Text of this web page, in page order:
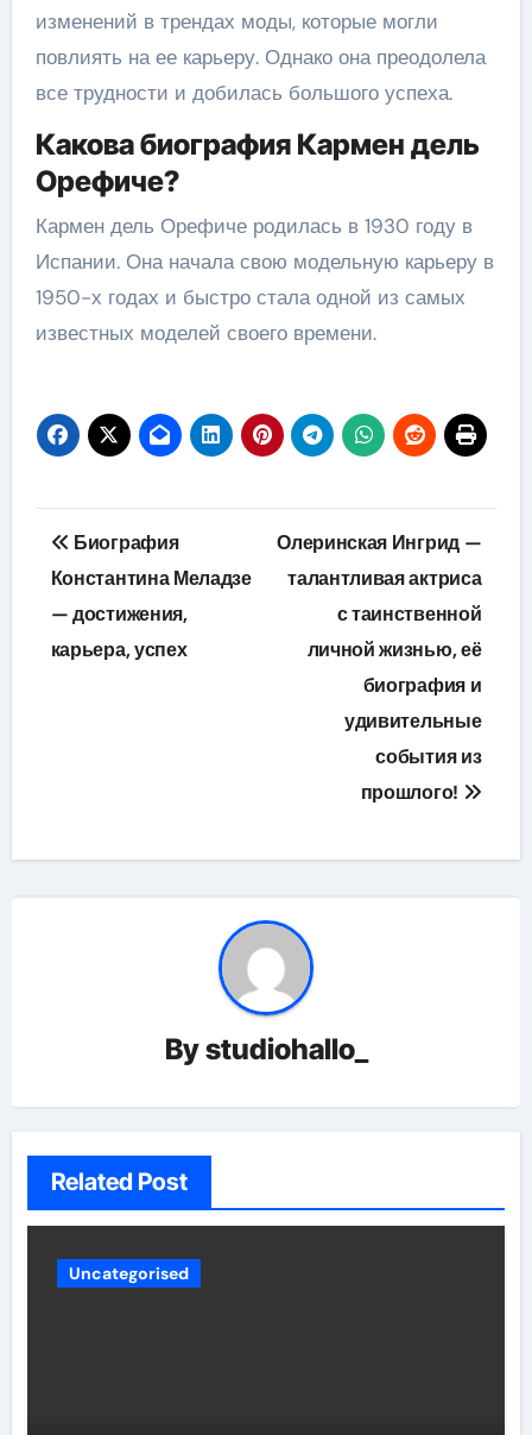
изменений в трендах моды, которые могли
повлиять на ее карьеру. Однако она преодолела
все трудности и добилась большого успеха.
Какова биография Кармен дель
Орефиче?
Кармен дель Орефиче родилась в 1930 году в
Испании. Она начала свою модельную карьеру в
1950-х годах и быстро стала одной из самых
известных моделей своего времени.
Навигация
по
записям
Биография
Константина Меладзе
— достижения,
карьера, успех
Олеринская Ингрид —
талантливая актриса
с таинственной
личной жизнью, её
биография и
удивительные
события из
прошлого!
Bystudiohallo_
Related Post
Uncategorised